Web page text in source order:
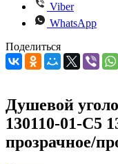
Viber
WhatsApp
Поделиться
Душевой
130110-01-C5
прозрачное/